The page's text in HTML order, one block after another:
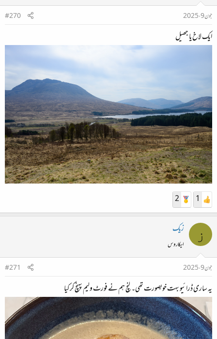
جون 9، 2025
#270
ایک لاخ یا جھیل
1
2
ز زیک
ایکاروس
جون 9، 2025
#271
یہ ساری ڈرائیو بہت خوبصورت تھی۔ لنچ ہم نے فورٹ ولیم پہنچ کر کیا